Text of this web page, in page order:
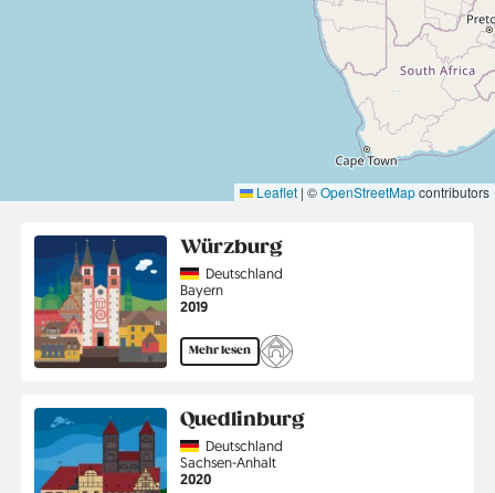
Leaflet | ©OpenStreetMapcontributors
Würzburg
CountryDeutschland
Region
Bayern
Jahr
2019
Mehr lesen
Quedlinburg
CountryDeutschland
Region
Sachsen-Anhalt
Jahr
2020